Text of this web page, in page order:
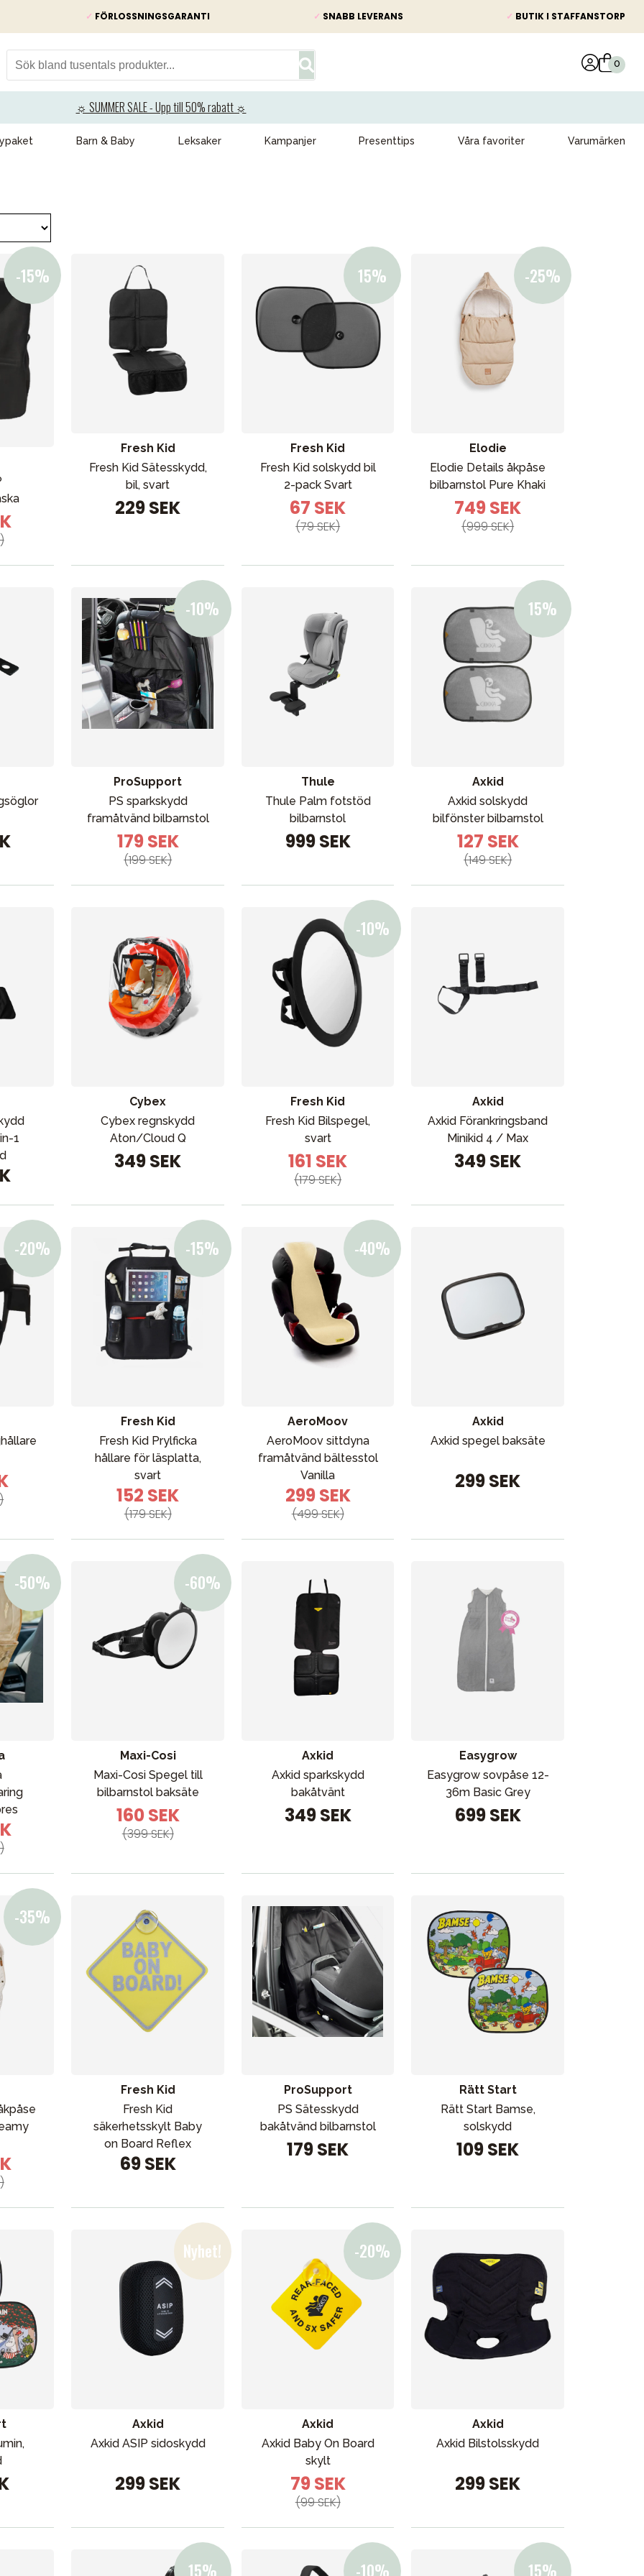
✓ FÖRLOSSNINGSGARANTI ✓ SNABB LEVERANS ✓ BUTIK I STAFFANSTORP
☼ SUMMER SALE - Upp till 50% rabatt ☼
Barn & Baby Leksaker Kampanjer Presenttips Våra favoriter Varumärken
Fresh Kid
Fresh Kid Sätesskydd,
bil, svart
229 SEK
Fresh Kid
Fresh Kid solskydd bil
2-pack Svart
67 SEK
(79 SEK)
Elodie
Elodie Details åkpåse
bilbarnstol Pure Khaki
749 SEK
(999 SEK)
ProSupport
PS sparkskydd
framåtvänd bilbarnstol
179 SEK
(199 SEK)
Thule
Thule Palm fotstöd
bilbarnstol
999 SEK
Axkid
Axkid solskydd
bilfönster bilbarnstol
127 SEK
(149 SEK)
1
Cybex
Cybex regnskydd
Aton/Cloud Q
349 SEK
Fresh Kid
Fresh Kid Bilspegel,
svart
161 SEK
(179 SEK)
Axkid
Axkid Förankringsband
Minikid 4 / Max
349 SEK
Fresh Kid
Fresh Kid Prylficka
hållare för läsplatta,
svart
152 SEK
(179 SEK)
AeroMoov
AeroMoov sittdyna
framåtvänd bältesstol
Vanilla
299 SEK
(499 SEK)
Axkid
Axkid spegel baksäte
299 SEK
Maxi-Cosi
Maxi-Cosi Spegel till
bilbarnstol baksäte
160 SEK
(399 SEK)
Axkid
Axkid sparkskydd
bakåtvänt
349 SEK
Easygrow
Easygrow sovpåse 12-
36m Basic Grey
699 SEK
Fresh Kid
Fresh Kid
säkerhetsskylt Baby
on Board Reflex
69 SEK
ProSupport
PS Sätesskydd
bakåtvänd bilbarnstol
179 SEK
Rätt Start
Rätt Start Bamse,
solskydd
109 SEK
Axkid
Axkid ASIP sidoskydd
299 SEK
Axkid
Axkid Baby On Board
skylt
79 SEK
(99 SEK)
Axkid
Axkid Bilstolsskydd
299 SEK
VÅRT SORTIMENT
Förälder
Möbler & bädd
Tillbehör
Reservdelar
Presenttips
Guider Kontakta oss Uthyrning Vår butik